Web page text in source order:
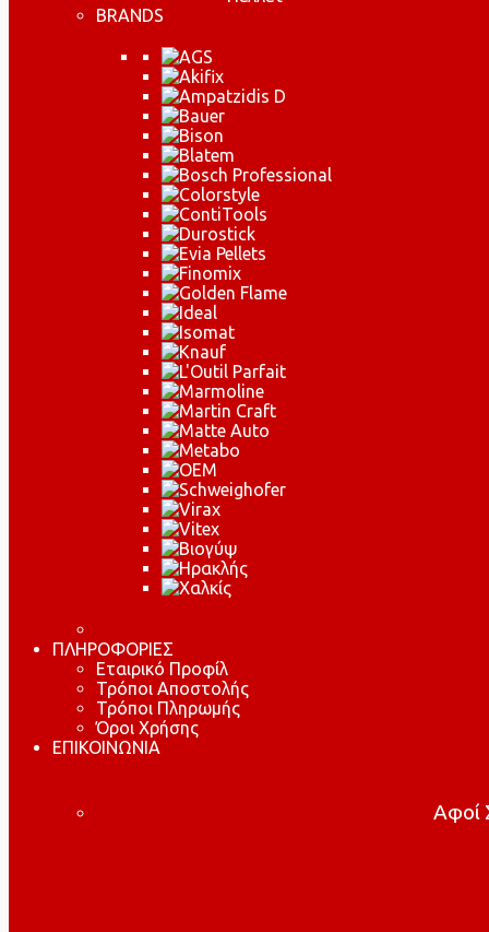
BRANDS
ΠΛΗΡΟΦΟΡΙΕΣ
Εταιρικό Προφίλ
Τρόποι Αποστολής
Τρόποι Πληρωμής
Όροι Χρήσης
ΕΠΙΚΟΙΝΩΝΙΑ
Αφοί